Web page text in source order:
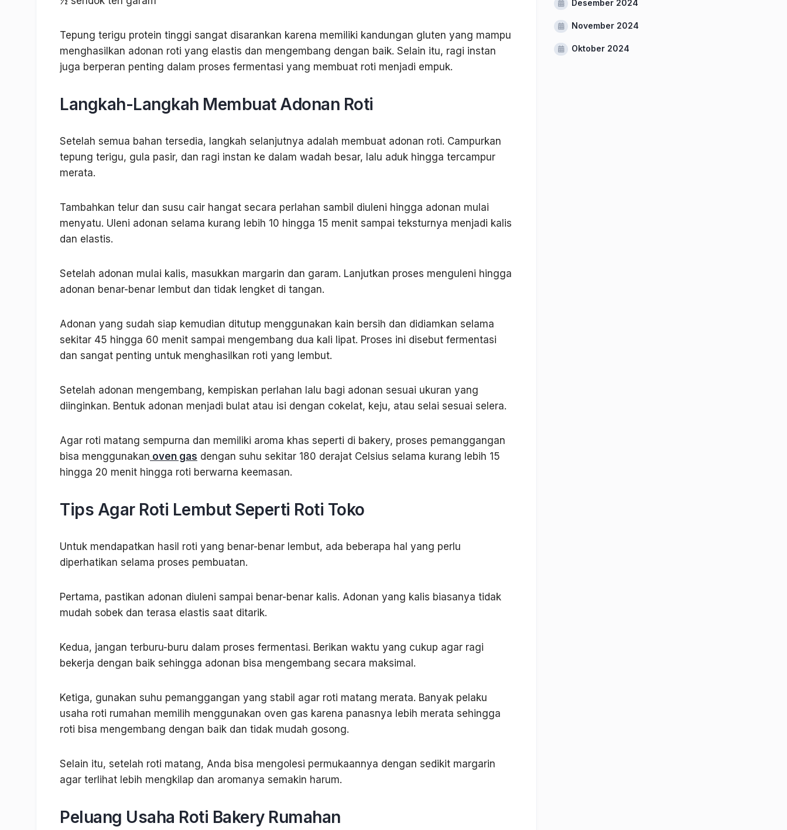
Tepung terigu protein tinggi sangat disarankan karena memiliki kandungan gluten yang mampu
menghasilkan adonan roti yang elastis dan mengembang dengan baik. Selain itu, ragi instan
juga berperan penting dalam proses fermentasi yang membuat roti menjadi empuk.
Langkah-Langkah Membuat Adonan Roti
Setelah semua bahan tersedia, langkah selanjutnya adalah membuat adonan roti. Campurkan
tepung terigu, gula pasir, dan ragi instan ke dalam wadah besar, lalu aduk hingga tercampur
merata.
Tambahkan telur dan susu cair hangat secara perlahan sambil diuleni hingga adonan mulai
menyatu. Uleni adonan selama kurang lebih 10 hingga 15 menit sampai teksturnya menjadi kalis
dan elastis.
Setelah adonan mulai kalis, masukkan margarin dan garam. Lanjutkan proses menguleni hingga
adonan benar-benar lembut dan tidak lengket di tangan.
Adonan yang sudah siap kemudian ditutup menggunakan kain bersih dan didiamkan selama
sekitar 45 hingga 60 menit sampai mengembang dua kali lipat. Proses ini disebut fermentasi
dan sangat penting untuk menghasilkan roti yang lembut.
Setelah adonan mengembang, kempiskan perlahan lalu bagi adonan sesuai ukuran yang
diinginkan. Bentuk adonan menjadi bulat atau isi dengan cokelat, keju, atau selai sesuai selera.
Agar roti matang sempurna dan memiliki aroma khas seperti di bakery, proses pemanggangan
bisa menggunakan oven gas dengan suhu sekitar 180 derajat Celsius selama kurang lebih 15
hingga 20 menit hingga roti berwarna keemasan.
Tips Agar Roti Lembut Seperti Roti Toko
Untuk mendapatkan hasil roti yang benar-benar lembut, ada beberapa hal yang perlu
diperhatikan selama proses pembuatan.
Pertama, pastikan adonan diuleni sampai benar-benar kalis. Adonan yang kalis biasanya tidak
mudah sobek dan terasa elastis saat ditarik.
Kedua, jangan terburu-buru dalam proses fermentasi. Berikan waktu yang cukup agar ragi
bekerja dengan baik sehingga adonan bisa mengembang secara maksimal.
Ketiga, gunakan suhu pemanggangan yang stabil agar roti matang merata. Banyak pelaku
usaha roti rumahan memilih menggunakan oven gas karena panasnya lebih merata sehingga
roti bisa mengembang dengan baik dan tidak mudah gosong.
Selain itu, setelah roti matang, Anda bisa mengolesi permukaannya dengan sedikit margarin
agar terlihat lebih mengkilap dan aromanya semakin harum.
Peluang Usaha Roti Bakery Rumahan
Desember 2024
November 2024
Oktober 2024